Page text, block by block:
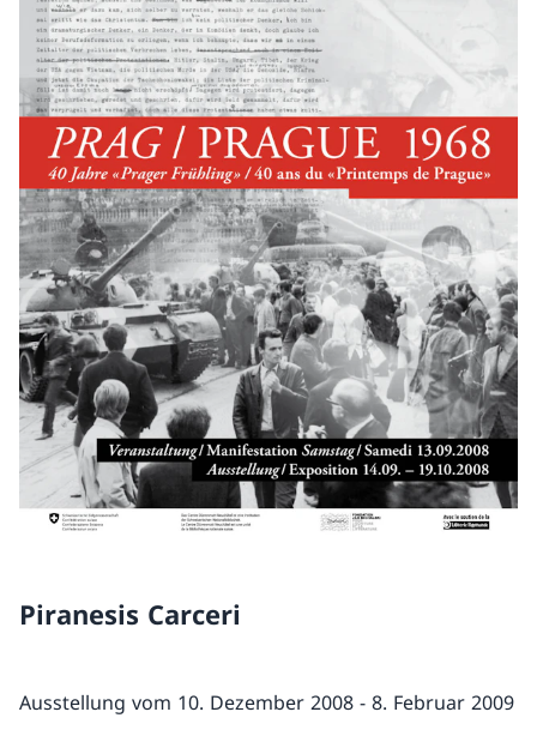
Piranesis Carceri
Ausstellung vom 10. Dezember 2008 - 8. Februar 2009